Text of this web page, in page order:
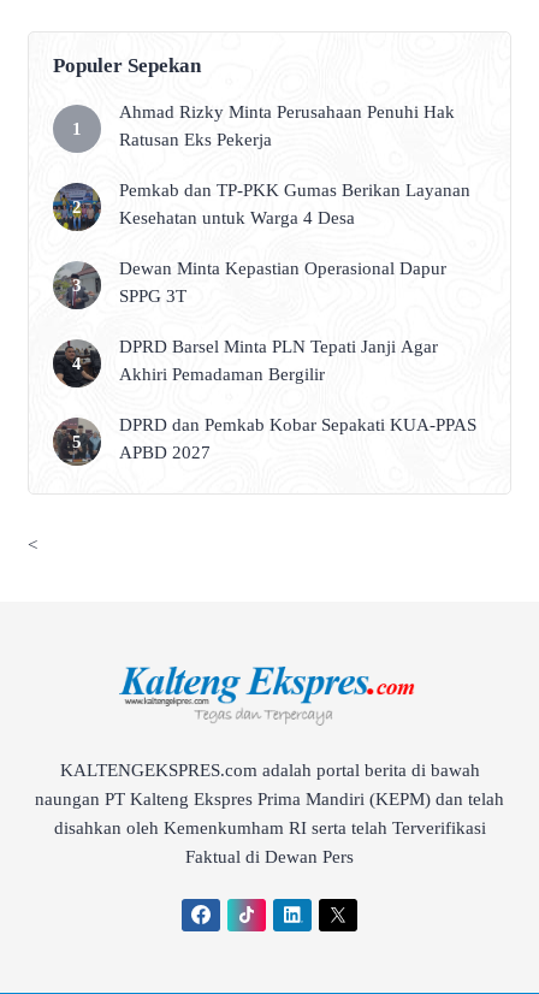
Populer Sepekan
Ahmad Rizky Minta Perusahaan Penuhi Hak
Ratusan Eks Pekerja
Pemkab dan TP-PKK Gumas Berikan Layanan
Kesehatan untuk Warga 4 Desa
Dewan Minta Kepastian Operasional Dapur
SPPG 3T
DPRD Barsel Minta PLN Tepati Janji Agar
Akhiri Pemadaman Bergilir
DPRD dan Pemkab Kobar Sepakati KUA-PPAS
APBD 2027
<
KALTENGEKSPRES.com adalah portal berita di bawah
naungan PT Kalteng Ekspres Prima Mandiri (KEPM) dan telah
disahkan oleh Kemenkumham RI serta telah Terverifikasi
Faktual di Dewan Pers